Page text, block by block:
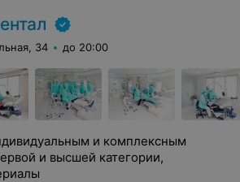
34 до 20:00
и комплексным
и высшей категории,